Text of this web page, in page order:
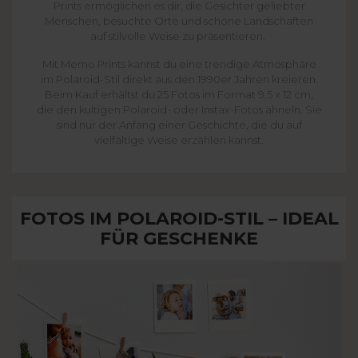
Prints ermöglichen es dir, die Gesichter geliebter
Menschen, besuchte Orte und schöne Landschaften
auf stilvolle Weise zu präsentieren.
Mit Memo Prints kannst du eine trendige Atmosphäre
im Polaroid-Stil direkt aus den 1990er Jahren kreieren.
Beim Kauf erhältst du 25 Fotos im Format 9,5 x 12 cm,
die den kultigen Polaroid- oder Instax-Fotos ähneln. Sie
sind nur der Anfang einer Geschichte, die du auf
vielfältige Weise erzählen kannst.
FOTOS IM POLAROID-STIL – IDEAL
FÜR GESCHENKE